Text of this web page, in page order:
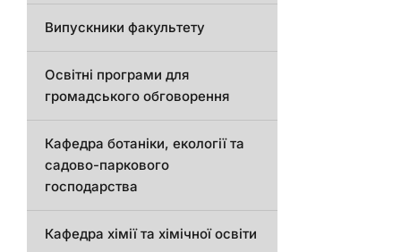
Випускники факультету
Освітні програми для
громадського обговорення
Кафедра ботаніки, екології та
садово-паркового
господарства
Кафедра хімії та хімічної освіти